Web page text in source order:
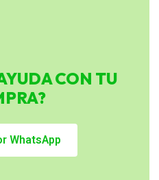
CON TU
WhatsApp